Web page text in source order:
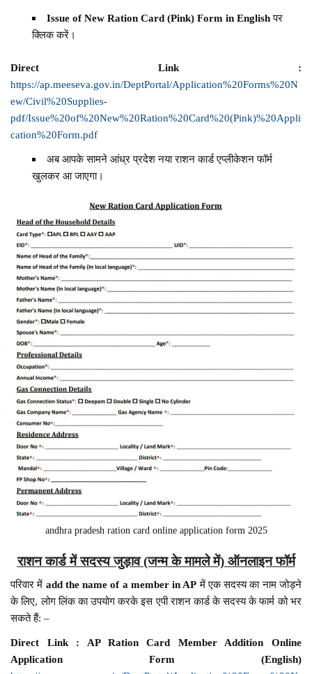
Issue of New Ration Card (Pink) Form in Englishपर
क्लिक करें।
Direct Link :
https://ap.meeseva.gov.in/DeptPortal/Application%20Forms%20N
ew/Civil%20Supplies-
pdf/Issue%20of%20New%20Ration%20Card%20(Pink)%20Appli
cation%20Form.pdf
अब आपके सामने आंध्र प्रदेश नया राशन कार्ड एप्लीकेशन फॉर्म
खुलकर आ जाएगा।
andhra pradesh ration card online application form 2025
राशन कार्ड में सदस्य जुड़ाव (जन्म के मामले में) ऑनलाइन फॉर्म
परिवार में add the name of a member in AP में एक सदस्य का नाम जोड़ने
के लिए, लोग लिंक का उपयोग करके इस एपी राशन कार्ड के सदस्य के फार्म को भर
सकते हैं: –
Direct Link : AP Ration Card Member Addition Online
Application Form (English)